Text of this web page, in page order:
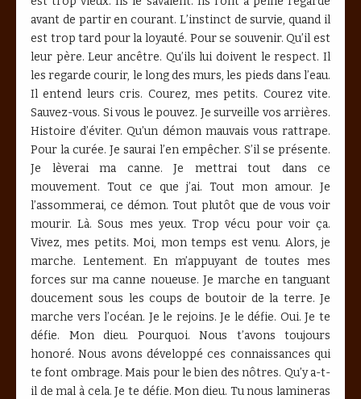
avant de partir en courant. L’instinct de survie, quand il
est trop tard pour la loyauté. Pour se souvenir. Qu’il est
leur père. Leur ancêtre. Qu’ils lui doivent le respect. Il
les regarde courir, le long des murs, les pieds dans l’eau.
Il entend leurs cris. Courez, mes petits. Courez vite.
Sauvez-vous. Si vous le pouvez. Je surveille vos arrières.
Histoire d’éviter. Qu’un démon mauvais vous rattrape.
Pour la curée. Je saurai l’en empêcher. S’il se présente.
Je lèverai ma canne. Je mettrai tout dans ce
mouvement. Tout ce que j’ai. Tout mon amour. Je
l’assommerai, ce démon. Tout plutôt que de vous voir
mourir. Là. Sous mes yeux. Trop vécu pour voir ça.
Vivez, mes petits. Moi, mon temps est venu. Alors, je
marche. Lentement. En m’appuyant de toutes mes
forces sur ma canne noueuse. Je marche en tanguant
doucement sous les coups de boutoir de la terre. Je
marche vers l’océan. Je le rejoins. Je le défie. Oui. Je te
défie. Mon dieu. Pourquoi. Nous t’avons toujours
honoré. Nous avons développé ces connaissances qui
te font ombrage. Mais pour le bien des nôtres. Qu’y a-t-
il de mal à cela. Je te défie. Mon dieu. Tu nous lamineras